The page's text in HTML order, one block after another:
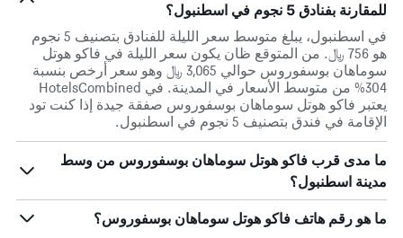
للمقارنة بفنادق 5 نجوم في اسطنبول؟
في اسطنبول، يبلغ متوسط ​​سعر الليلة للفنادق بتصنيف 5 نجوم
هو 756 ﷼. من المتوقع ظان يكون سعر الليلة في فاكو هوتل
سوماهان بوسفوروس حوالي 3,065 ﷼ وهو سعر أرخص بنسبة
304% من متوسط الأسعار في المدينة. في HotelsCombined
يعتبر فاكو هوتل سوماهان بوسفوروس صفقة جيدة إذا كنت تود
الإقامة في فندق بتصنيف 5 نجوم في اسطنبول.
ما مدى قرب فاكو هوتل سوماهان بوسفوروس من وسط
مدينة اسطنبول؟
ما هو رقم هاتف فاكو هوتل سوماهان بوسفوروس؟